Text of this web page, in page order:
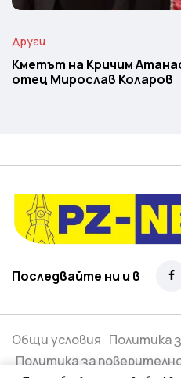
Други
Кметът на Кричим
отец Мирослав Коларов
Последвайте ни и в
Общи условия Политика
Политика за